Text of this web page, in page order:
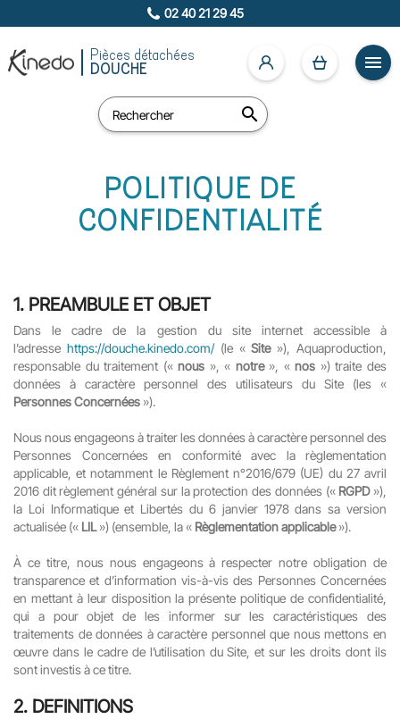
02 40 21 29 45

Pièces détachées
DOUCHE

POLITIQUE DE
CONFIDENTIALITÉ
1. PREAMBULE ET OBJET
Dans le cadre de la gestion du site internet accessible à
l’adresse https://douche.kinedo.com/(le «Site»), Aquaproduction,
responsable du traitement («nous », « notre», «nos ») traite des
données à caractère personnel des utilisateurs du Site (les «
Personnes Concernées »).
Nous nous engageons à traiter les données à caractère personnel des
Personnes Concernées en conformité avec la règlementation
applicable, et notamment le Règlement n°2016/679 (UE) du 27 avril
2016 dit règlement général sur la protection des données (« RGPD »),
la Loi Informatique et Libertés du 6 janvier 1978 dans sa version
actualisée (« LIL») (ensemble, la « Règlementation applicable»).
À ce titre, nous nous engageons à respecter notre obligation de
transparence et d’information vis-à-vis des Personnes Concernées
en mettant à leur disposition la présente politique de confidentialité,
qui a pour objet de les informer sur les caractéristiques des
traitements de données à caractère personnel que nous mettons en
œuvre dans le cadre de l’utilisation du Site, et sur les droits dont ils
sont investis à ce titre.
2. DEFINITIONS